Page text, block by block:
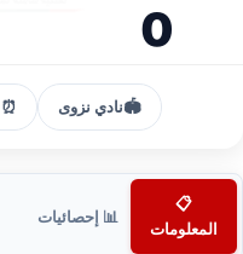
0
🏟️نادي نزوى ⏰ 16:10
📋
المعلومات
📊 إحصائيات